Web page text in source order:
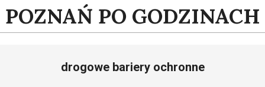
to
content
POZNAŃ PO GODZINACH
drogowe bariery ochronne